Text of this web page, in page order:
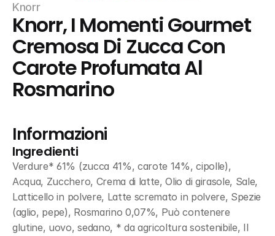
Knorr
Knorr, I Momenti Gourmet
Cremosa Di Zucca Con
Carote Profumata Al
Rosmarino
Informazioni
Ingredienti
Verdure* 61% (zucca 41%, carote 14%, cipolle),
Acqua, Zucchero, Crema di latte, Olio di girasole, Sale,
Latticello in polvere, Latte scremato in polvere, Spezie
(aglio, pepe), Rosmarino 0,07%, Può contenere
glutine, uovo, sedano, * da agricoltura sostenibile, Il